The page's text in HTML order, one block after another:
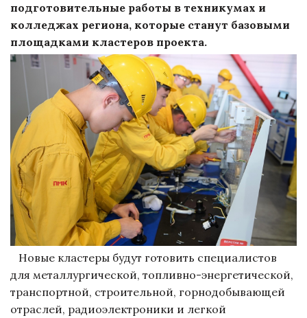
подготовительные работы в техникумах и
колледжах региона, которые станут базовыми
площадками кластеров проекта.
Новые кластеры будут готовить специалистов
для металлургической, топливно-энергетической,
транспортной, строительной, горнодобывающей
отраслей, радиоэлектроники и легкой